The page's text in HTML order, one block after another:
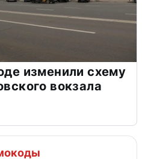
изменили схему
вокзала